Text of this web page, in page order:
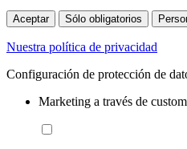
Aceptar Sólo obligatorios
Nuestra política de privacidad
Configuración de protección de
Marketing a través de